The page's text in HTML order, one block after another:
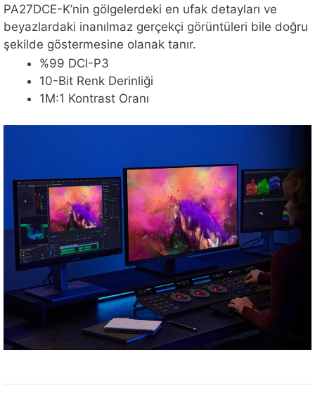
PA27DCE-K’nin gölgelerdeki en ufak detayları ve
beyazlardaki inanılmaz gerçekçi görüntüleri bile doğru
şekilde göstermesine olanak tanır.
%99 DCI-P3
10-Bit Renk Derinliği
1M:1 Kontrast Oranı